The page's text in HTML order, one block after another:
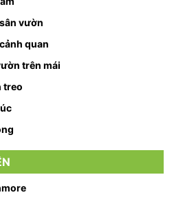
vườn
quan
trên mái
treo